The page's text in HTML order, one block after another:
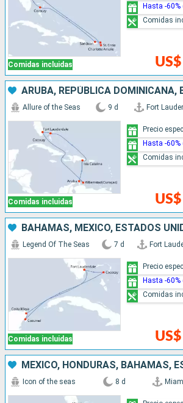
Comidas incluidas
Hasta -60%
Comidas
Comidas incluidas
Allure of the Seas 9 d Fort
Precio
Hasta -60%
Comidas
BAHAMAS, MÉXICO, ESTADOS
Comidas incluidas
Legend Of The Seas 7 d Fort
Precio
Hasta -60%
Comidas
Icon of the seas 8 d